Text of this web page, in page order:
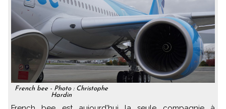
French bee - Photo : Christophe
Hardin